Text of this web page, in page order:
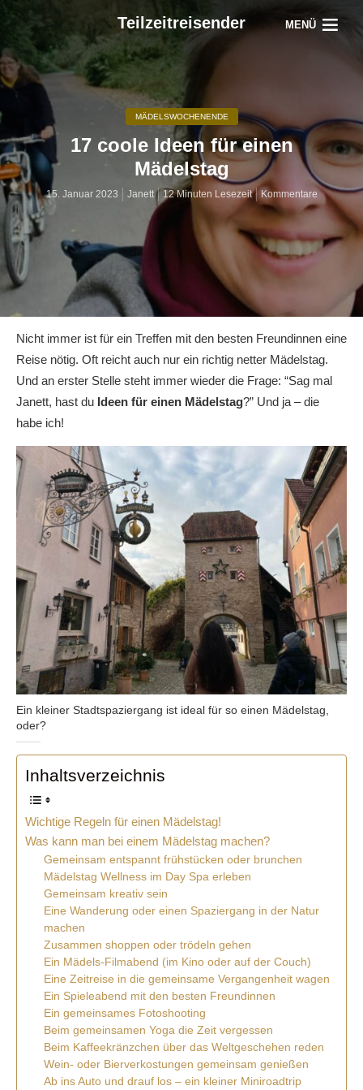
Teilzeitreisender MENÜ
MÄDELSWOCHENENDE
17 coole Ideen für einen
Mädelstag
15. Januar 2023 Janett 12 Minuten Lesezeit Kommentare
Nicht immer ist für ein Treffen mit den besten Freundinnen eine
Reise nötig. Oft reicht auch nur ein richtig netter Mädelstag.
Und an erster Stelle steht immer wieder die Frage: “Sag mal
Janett, hast du Ideen für einen Mädelstag?” Und ja – die
habe ich!
Ein kleiner Stadtspaziergang ist ideal für so einen Mädelstag,
oder?
Inhaltsverzeichnis
Wichtige Regeln für einen Mädelstag!
Was kann man bei einem Mädelstag machen?
Gemeinsam entspannt frühstücken oder brunchen
Mädelstag Wellness im Day Spa erleben
Gemeinsam kreativ sein
Eine Wanderung oder einen Spaziergang in der Natur
machen
Zusammen shoppen oder trödeln gehen
Ein Mädels-Filmabend (im Kino oder auf der Couch)
Eine Zeitreise in die gemeinsame Vergangenheit wagen
Ein Spieleabend mit den besten Freundinnen
Ein gemeinsames Fotoshooting
Beim gemeinsamen Yoga die Zeit vergessen
Beim Kaffeekränzchen über das Weltgeschehen reden
Wein- oder Bierverkostungen gemeinsam genießen
Ab ins Auto und drauf los – ein kleiner Miniroadtrip